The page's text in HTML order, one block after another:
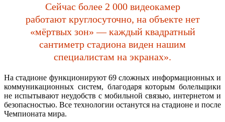
Сейчас более 2 000 видеокамер
работают круглосуточно, на объекте нет
«мёртвых зон» — каждый квадратный
сантиметр стадиона виден нашим
специалистам на экранах».
На стадионе функционируют 69 сложных информационных и
коммуникационных систем, благодаря которым болельщики
не испытывают неудобств с мобильной связью, интернетом и
безопасностью. Все технологии останутся на стадионе и после
Чемпионата мира.